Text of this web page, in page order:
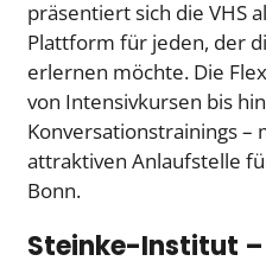
präsentiert sich die VHS
Plattform für jeden, der
erlernen möchte. Die
von Intensivkursen bis
Konversationstrainings –
attraktiven Anlaufstelle
Bonn.
Steinke-Institut –